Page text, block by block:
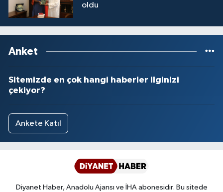
oldu
Anket
Sitemizde en çok hangi haberler ilginizi
çekiyor?
Ankete Katıl
Diyanet Haber, Anadolu Ajansı ve İHA abonesidir. Bu sitede